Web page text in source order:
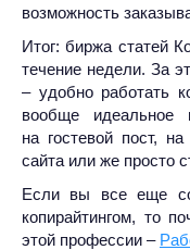
возможность
Итог: биржа статей
течение недели. За
– удобно работать
вообще идеальное
на гостевой пост,
сайта или же просто
Если вы все еще
копирайтингом, то
этой профессии –